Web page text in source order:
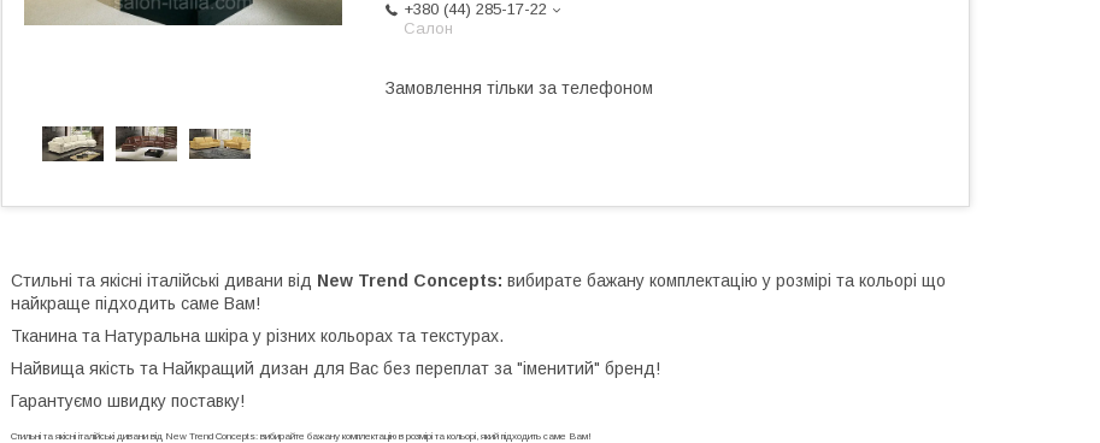
+380 (44) 285-17-22
Салон
Замовлення тільки за телефоном
Стильні та якісні італійські дивани від New Trend Concepts: вибирате бажану комплектацію у розмірі та кольорі що
найкраще підходить саме Вам!
Тканина та Натуральна шкіра у різних кольорах та текстурах.
Найвища якість та Найкращий дизан для Вас без переплат за "іменитий" бренд!
Гарантуємо швидку поставку!
Стильні та якісні італійські дивани від New Trend Concepts: вибирайте бажану комплектацію в розмірі та кольорі, який підходить саме Вам!